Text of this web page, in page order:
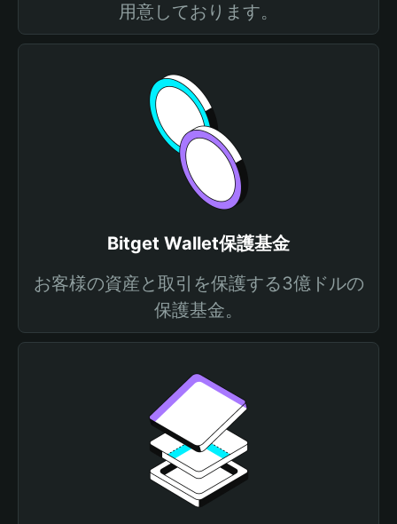
用意しております。
Bitget Wallet保護基金
お客様の資産と取引を保護する3億ドルの
保護基金。